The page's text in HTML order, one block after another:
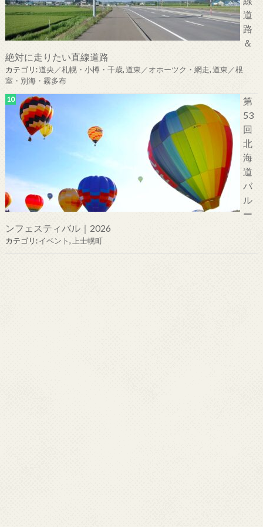
道
路
＆
絶対に走りたい直線道路
カテゴリ:道央／札幌・小樽・千歳,道東／オホーツク・網走,道東／根
室・別海・霧多布
第
53
回
北
海
道
バ
ル
ー
ンフェスティバル｜2026
カテゴリ:イベント, 上士幌町